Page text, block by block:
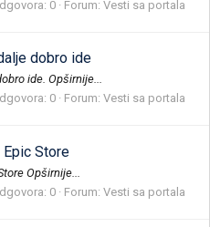
0 Forum: Vesti sa portala
dobro ide
ide. Opširnije...
0 Forum: Vesti sa portala
Store
Opširnije...
0 Forum: Vesti sa portala